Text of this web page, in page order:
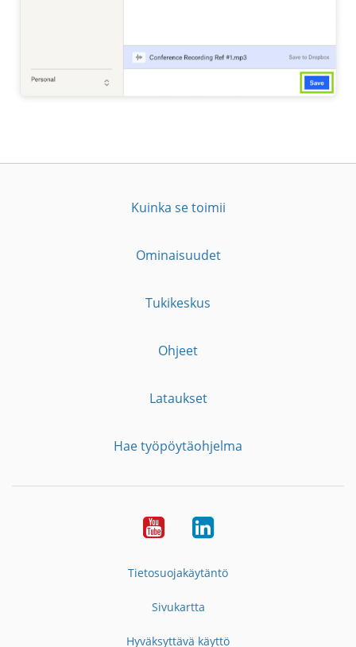
Kuinka se toimii
Ominaisuudet
Tukikeskus
Ohjeet
Lataukset
Hae työpöytäohjelma
YouTubeLinkedIn
Tietosuojakäytäntö
Sivukartta
Hyväksyttävä käyttö